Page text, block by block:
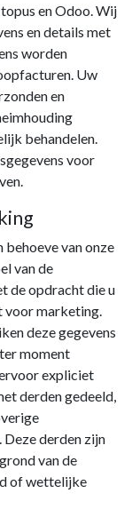
en Odoo. Wij
en details met
worden
Uw
en
behandelen.
voor
van onze
van de
de opdracht die u
voor marketing.
deze gegevens
moment
expliciet
derden gedeeld,
derden zijn
van de
of wettelijke